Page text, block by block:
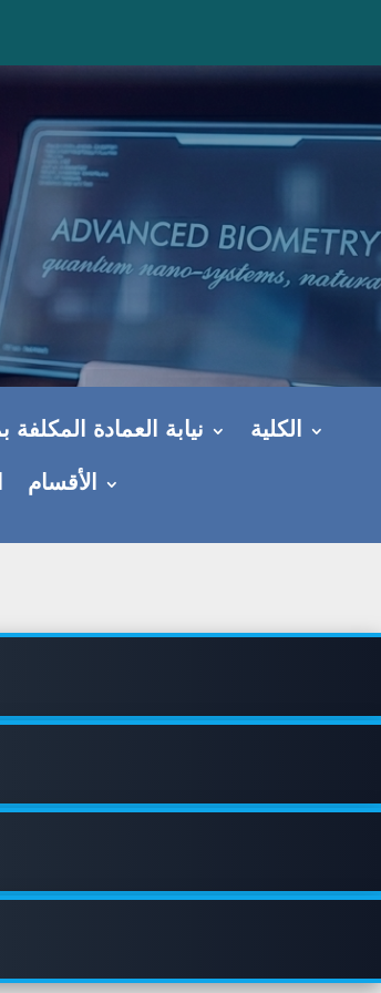
الكلية نيابة العمادة
الأقسام